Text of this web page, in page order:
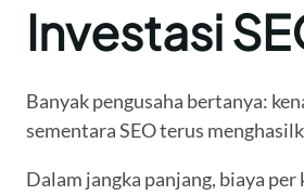
Investasi
Banyak pengusaha bertanya:
sementara SEO terus
Dalam jangka panjang, biaya